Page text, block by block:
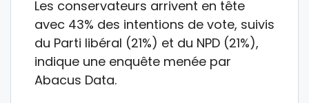
Les conservateurs arrivent en tête
avec 43% des intentions de vote, suivis
du Parti libéral (21%) et du NPD (21%),
indique une enquête menée par
Abacus Data.